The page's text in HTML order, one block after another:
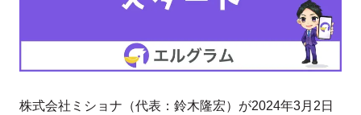
株式会社ミショナ（代表：鈴木隆宏）が2024年3月2日